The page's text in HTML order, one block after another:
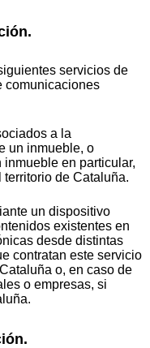
servicios de
comunicaciones
a la
un inmueble, o
en particular,
de Cataluña.
un dispositivo
existentes en
desde distintas
contratan este servicio
o, en caso de
o empresas, si